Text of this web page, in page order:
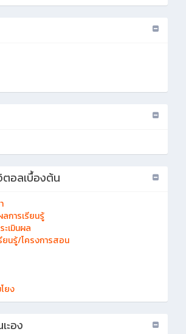
ตอลเบื้องต้น
การเรียนรู้
ะเมินผล
ยนรู้/โครงการสอน
ยง
ะอง